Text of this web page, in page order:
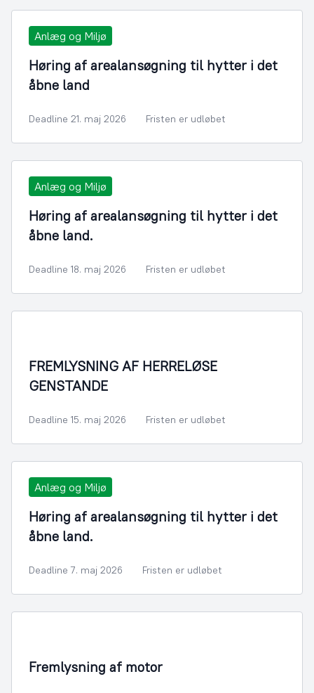
Anlæg og Miljø
Høring af arealansøgning til hytter i det
åbne land
Deadline 21. maj 2026 Fristen er udløbet
Anlæg og Miljø
Høring af arealansøgning til hytter i det
åbne land.
Deadline 18. maj 2026 Fristen er udløbet
FREMLYSNING AF HERRELØSE
GENSTANDE
Deadline 15. maj 2026 Fristen er udløbet
Anlæg og Miljø
Høring af arealansøgning til hytter i det
åbne land.
Deadline 7. maj 2026 Fristen er udløbet
Fremlysning af motor